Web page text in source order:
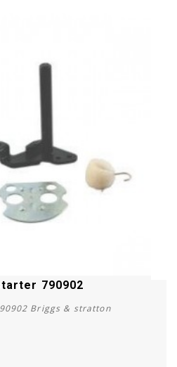
790902
Briggs & stratton